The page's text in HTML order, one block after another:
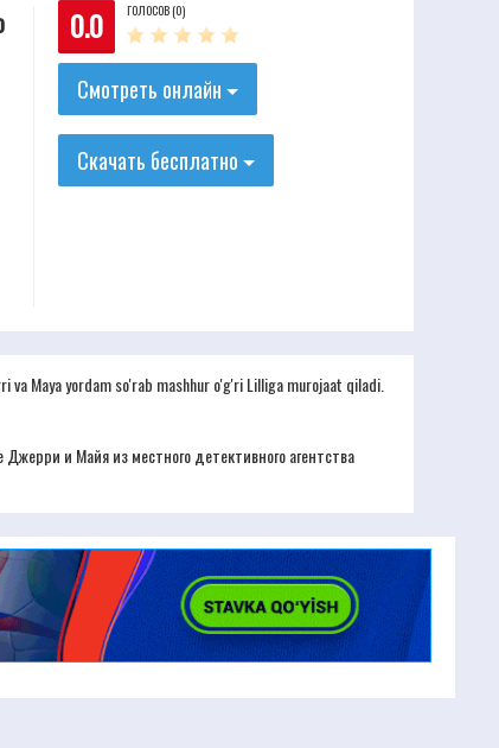
0.0 ГОЛОСОВ (0)
Смотреть онлайн
Скачать бесплатно
Maya yordam so'rab mashhur o'g'ri Lilliga murojaat qiladi.
и Майя из местного детективного агентства